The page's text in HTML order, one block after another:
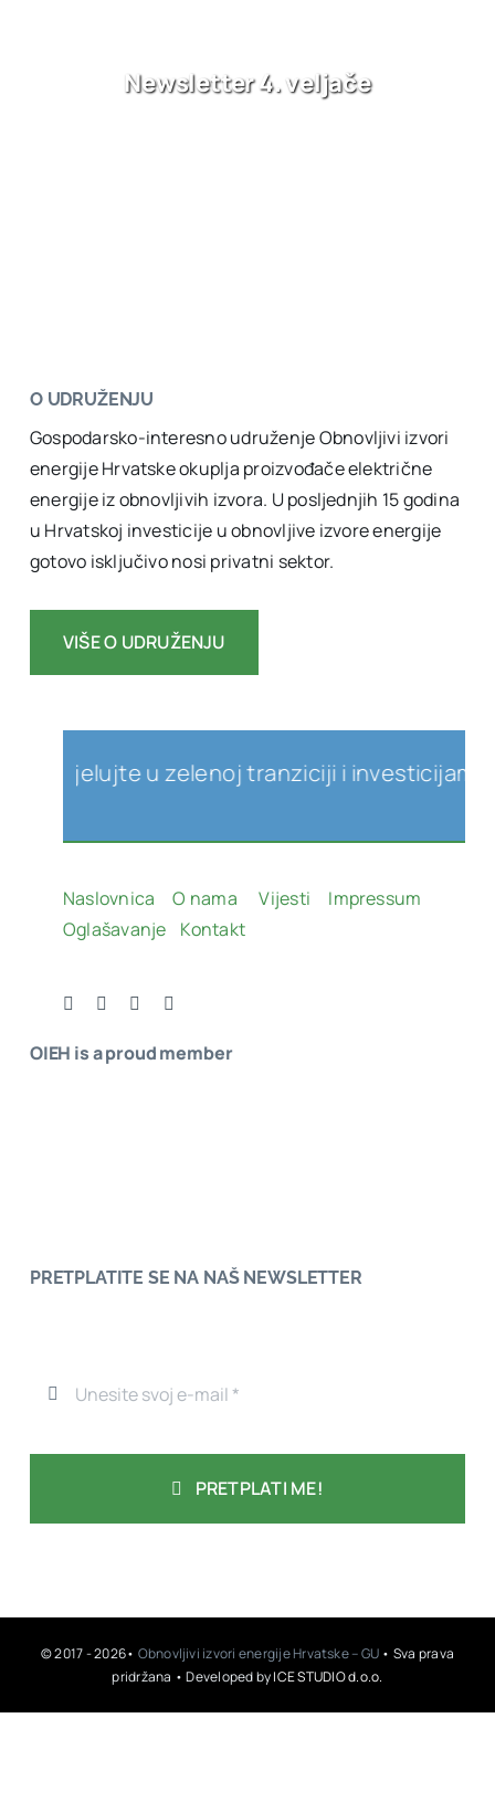
Newsletter 4. veljače
O UDRUŽENJU
Gospodarsko-interesno udruženje Obnovljivi izvori
energije Hrvatske okuplja proizvođače električne
energije iz obnovljivih izvora. U posljednjih 15 godina
u Hrvatskoj investicije u obnovljive izvore energije
gotovo isključivo nosi privatni sektor.
VIŠE O UDRUŽENJU
OIEH is a proud member
PRETPLATITE SE NA NAŠ NEWSLETTER
PRETPLATI ME!
u zelenoj tranziciji i investicijama
Naslovnica O nama Vijesti
Impressum
Oglašavanje
Kontakt
© 2017 - 2026• Obnovljivi izvori energije Hrvatske – GU • Sva prava
pridržana • Developed byICE STUDIO d.o.o.